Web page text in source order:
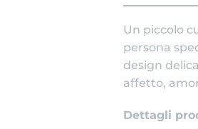
Un piccolo
persona
design
affetto,
Dettagli